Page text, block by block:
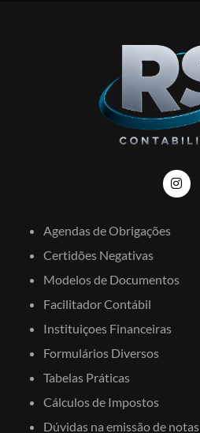
Agendas de Obrigações
Certidões Negativas
Modelos de Documentos
Facilitador Contábil
Instituiçoes Financeiras
Formulários Diversos
Tabelas Práticas
Cálculos de Impostos
Dúvidas na emissão de notas